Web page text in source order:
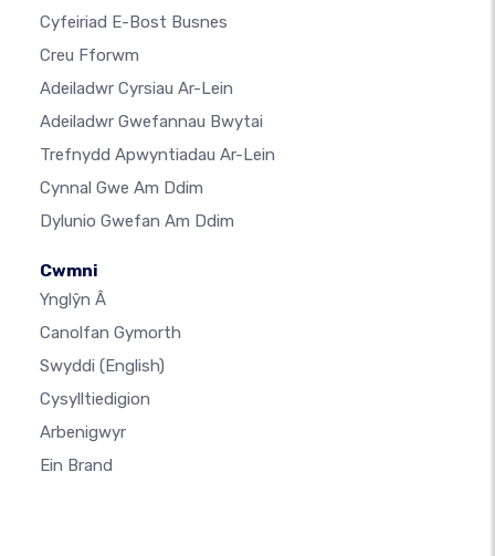
Cyfeiriad E-Bost Busnes
Creu Fforwm
Adeiladwr Cyrsiau Ar-Lein
Adeiladwr Gwefannau Bwytai
Trefnydd Apwyntiadau Ar-Lein
Cynnal Gwe Am Ddim
Dylunio Gwefan Am Ddim
Cwmni
Ynglŷn Â
Canolfan Gymorth
Swyddi (English)
Cysylltiedigion
Arbenigwyr
Ein Brand